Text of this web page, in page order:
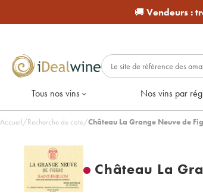
🚚 Vendeurs :
Tous nos vins Nos vins par
Accueil/Recherche de cote/Château La Grange Neuve de
Château La